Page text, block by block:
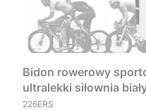
Bidon rowerowy
ultralekki siłownia
PRODUCENT
226ERS